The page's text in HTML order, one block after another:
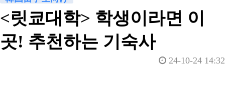
<릿쿄대학> 학생이라면 이
곳! 추천하는 기숙사
24-10-24 14:32